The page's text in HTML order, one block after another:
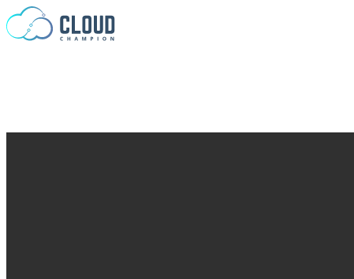
Saltar al contenido